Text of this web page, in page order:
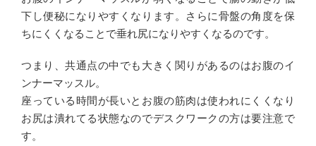
下し便秘になりやすくなります。さらに骨盤の角度を保
ちにくくなることで垂れ尻になりやすくなるのです。
つまり、共通点の中でも大きく関りがあるのはお腹のイ
ンナーマッスル。
座っている時間が長いとお腹の筋肉は使われにくくなり
お尻は潰れてる状態なのでデスクワークの方は要注意で
す。